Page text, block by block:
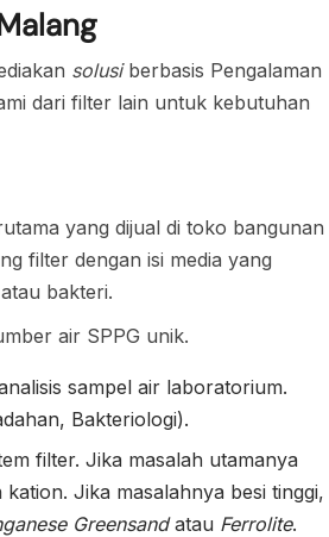
solusiberbasis Pengalaman
dari filter lain untuk kebutuhan
yang dijual di toko bangunan
filter dengan isi media yang
bakteri.
air SPPG unik.
sampel air laboratorium.
Bakteriologi).
filter. Jika masalah utamanya
Jika masalahnya besi tinggi,
Greensandatau Ferrolite.